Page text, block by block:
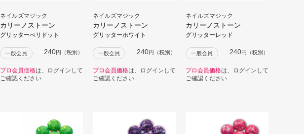
ネイルズマジック
カリーノストーン
グリッターぺリドット
一般会員 240円（税別）
プロ会員価格は、ログインして
ご確認ください
ネイルズマジック
カリーノストーン
グリッターホワイト
一般会員 240円（税別）
プロ会員価格は、ログインして
ご確認ください
ネイルズマジック
カリーノストーン
グリッターレッド
一般会員 240円（税別）
プロ会員価格は、ログインして
ご確認ください